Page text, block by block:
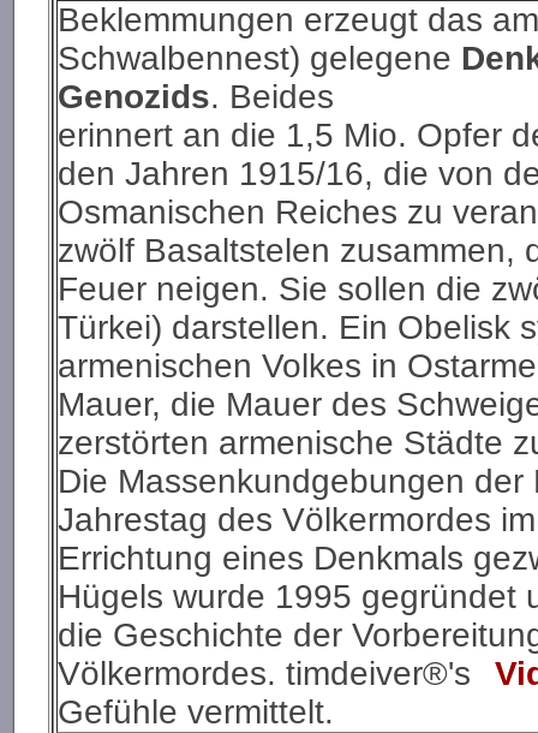
Beklemmungen erzeugt das
Schwalbennest) gelegene
Genozids. Beides
erinnert an die 1,5 Mio. Opfer
den Jahren 1915/16, die von
Osmanischen Reiches zu
zwölf Basaltstelen zusammen,
Feuer neigen. Sie sollen die
Türkei) darstellen. Ein Obelisk
armenischen Volkes in
Mauer, die Mauer des
zerstörten armenische Städte
Die Massenkundgebungen
Jahrestag des Völkermordes
Errichtung eines Denkmals
Hügels wurde 1995 gegründet
die Geschichte der
Völkermordes. timdeiver®'s
Gefühle vermittelt.